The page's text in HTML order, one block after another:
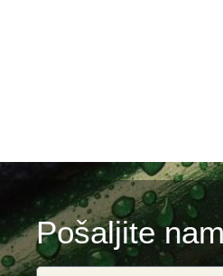
Pošaljite